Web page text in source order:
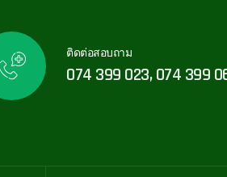
ติดต่อสอบถาม
074 399 023, 074 399